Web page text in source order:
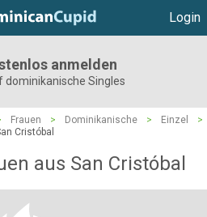
Login
anmelden
dominikanische Singles
Frauen > Dominikanische > Einzel
>
Cristóbal
aus San Cristóbal